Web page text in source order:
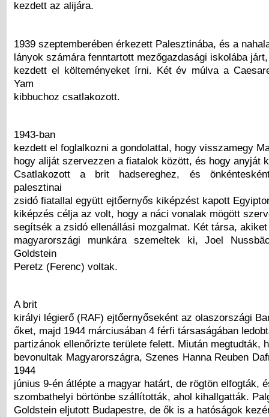
kezdett az alijára.
1939 szeptemberében érkezett Palesztinába, és a
lányok számára fenntartott mezőgazdasági iskolába
kezdett el költeményeket írni. Két év múlva a
Yam
kibbuchoz csatlakozott.
1943-ban
kezdett el foglalkozni a gondolattal, hogy visszamegy
hogy aliját szervezzen a fiatalok között, és hogy anyját
Csatlakozott a brit hadsereghez, és
palesztinai
zsidó fiatallal együtt ejtőernyős kiképzést kapott
kiképzés célja az volt, hogy a náci vonalak mögött
segítsék a zsidó ellenállási mozgalmat. Két társa,
magyarországi munkára szemeltek ki, Joel
Goldstein
Peretz (Ferenc) voltak.
A brit
királyi légierő (RAF) ejtőernyőseként az olaszországi
őket, majd 1944 márciusában 4 férfi társaságában
partizánok ellenőrizte területe felett. Miután megtudták,
bevonultak Magyarországra, Szenes Hanna Reuben
1944
június 9-én átlépte a magyar határt, de rögtön elfogták,
szombathelyi börtönbe szállították, ahol kihallgatták.
Goldstein eljutott Budapestre, de ők is a hatóságok